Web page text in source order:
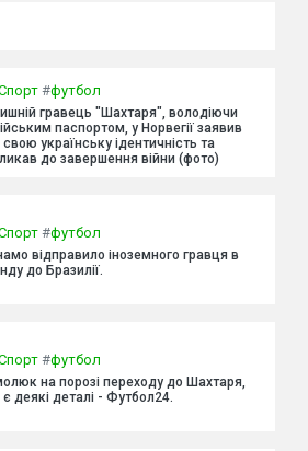
#футбол
гравець "Шахтаря", володіючи
паспортом, у Норвегії заявив
українську ідентичність та
до завершення війни (фото)
#футбол
відправило іноземного гравця в
до Бразилії.
#футбол
на порозі переходу до Шахтаря,
є деякі деталі - Футбол24.